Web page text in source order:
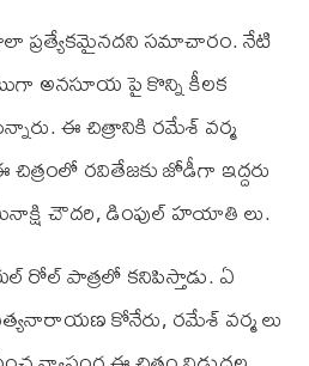
ప్రత్యేకమైనదని సమాచారం. నేటి
అనసూయ పై కొన్ని కీలక
ఈ చిత్రానికి రమేశ్ వర్మ
చిత్రంలో రవితేజకు జోడీగా ఇద్దరు
చౌదరి, డింపుల్ హయాతి లు.
రోల్ పాత్రలో కనిపిస్తాడు. ఏ
కోనేరు, రమేశ్ వర్మ లు